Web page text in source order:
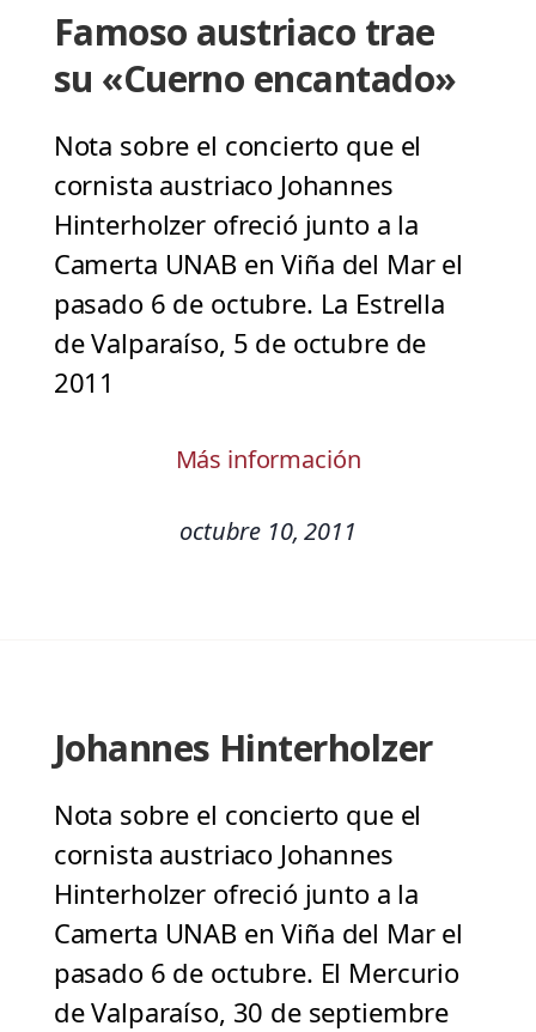
Famoso austriaco trae
su «Cuerno encantado»
Nota sobre el concierto que el
cornista austriaco Johannes
Hinterholzer ofreció junto a la
Camerta UNAB en Viña del Mar el
pasado 6 de octubre. La Estrella
de Valparaíso, 5 de octubre de
2011
Más información
octubre 10, 2011
Johannes Hinterholzer
Nota sobre el concierto que el
cornista austriaco Johannes
Hinterholzer ofreció junto a la
Camerta UNAB en Viña del Mar el
pasado 6 de octubre. El Mercurio
de Valparaíso, 30 de septiembre